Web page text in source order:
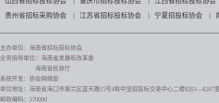
贵州省招标采购协会
江苏省招标投标协会 宁夏招投标协会
主办单位：海南省招标投标协会
业务指导单位：海南省发展和改革委
海南省民政厅
系统开发：协会网络部
单位地址：海南省海口市美兰区蓝天路15号4栋中坚招投标交易中心二楼8203—8207
邮政编码：570000